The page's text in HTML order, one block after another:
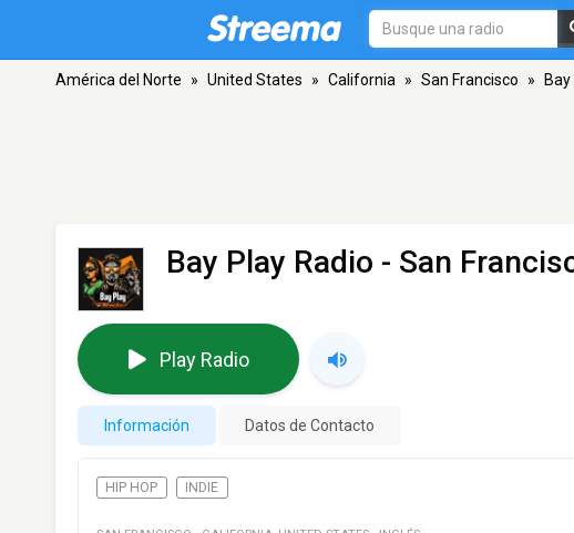
América del Norte » United States » California » San Francisco »
Bay Play Radio - San
Play Radio
Información Datos de Contacto
HIP HOP INDIE